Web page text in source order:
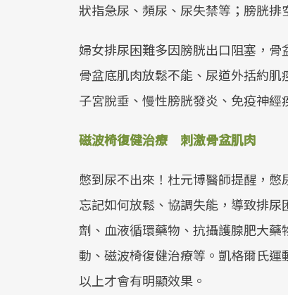
狀指急尿、頻尿、尿失禁等；膀胱排
婦女排尿困難多因膀胱出口阻塞，骨
骨盆底肌肉放鬆不能、尿道外括約
子宮脫垂、慢性膀胱發炎、免疫神經
磁波椅復健治療 刺激骨盆肌肉
憋到尿不出來！杜元博醫師提醒，
忘記如何放鬆、協調失能，導致排
劑、血液循環藥物、抗攝護腺肥大
動、磁波椅復健治療等。凱格爾氏
以上才會有明顯效果。